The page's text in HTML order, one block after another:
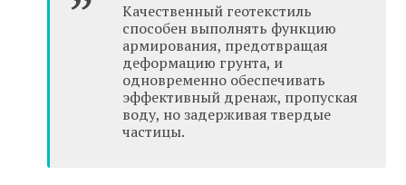
Качественный геотекстиль
способен выполнять функцию
армирования, предотвращая
деформацию грунта, и
одновременно обеспечивать
эффективный дренаж, пропуская
воду, но задерживая твердые
частицы.